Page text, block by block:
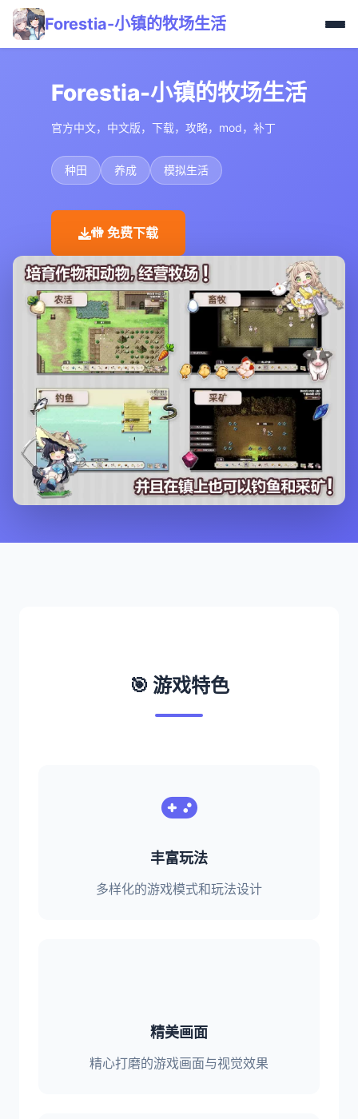
Forestia-小镇的牧场生活
Forestia-小镇的牧场生活
官方中文，中文版，下载，攻略，mod，补丁
种田 养成 模拟生活
🚻 免费下载
🎯 游戏特色
丰富玩法
多样化的游戏模式和玩法设计
精美画面
精心打磨的游戏画面与视觉效果